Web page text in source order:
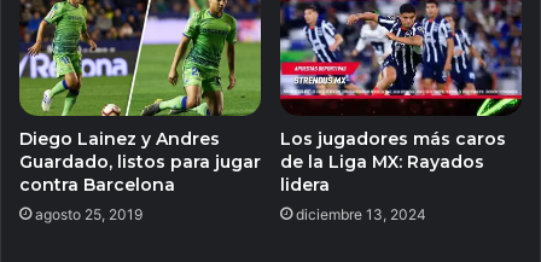
Diego Lainez y Andres
Guardado, listos para jugar
contra Barcelona
agosto 25, 2019
Los jugadores más caros
de la Liga MX: Rayados
lidera
diciembre 13, 2024